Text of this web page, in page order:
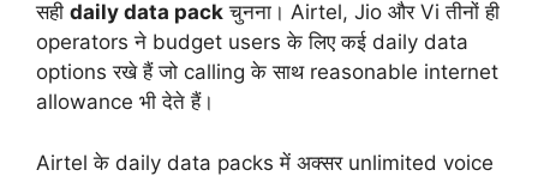
सही daily data pack चुनना। Airtel, Jio और Vi तीनों ही
operators ने budget users के लिए कई daily data
options रखे हैं जो calling के साथ reasonable internet
allowance भी देते हैं।
Airtel के daily data packs में अक्सर unlimited voice